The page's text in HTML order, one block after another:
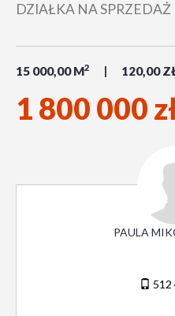
DZIAŁKA NA SPRZEDAŻ
15 000,00 M2 120,00
1 800 000
PAULA
512